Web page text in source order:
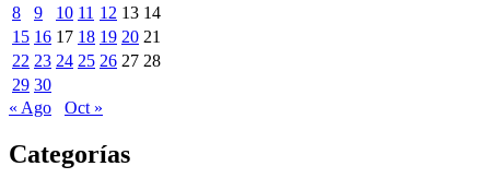
8
9 10 11 12 13 14
15 16 17 18 19 20 21
22 23 24 25 26 27 28
29 30
« Ago
Oct »
Categorías